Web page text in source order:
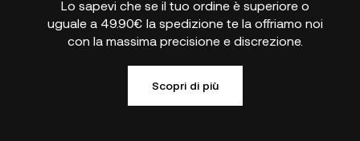
Lo sapevi che se il tuo ordine è superiore o
uguale a 49.90€ la spedizione te la offriamo noi
con la massima precisione e discrezione.
Scopri di più